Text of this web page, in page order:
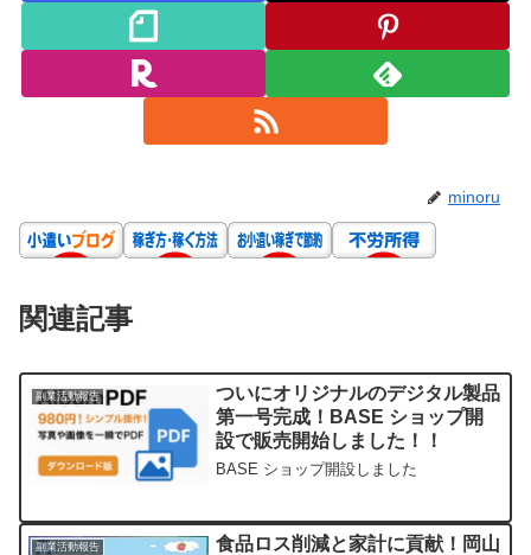
minoru
関連記事
副業活動報告
ついにオリジナルのデジタル製品
第一号完成！BASE ショップ開
設で販売開始しました！！
BASE ショップ開設しました
副業活動報告
食品ロス削減と家計に貢献！岡山